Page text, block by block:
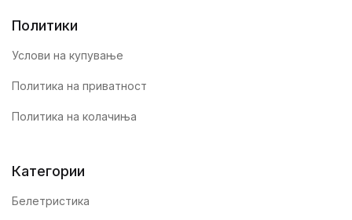
Политики
Услови на купување
Политика на приватност
Политика на колачиња
Категории
Белетристика